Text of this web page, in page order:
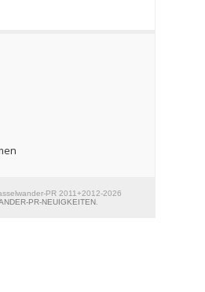
PR 2011+2012-2026
PR-NEUIGKEITEN.